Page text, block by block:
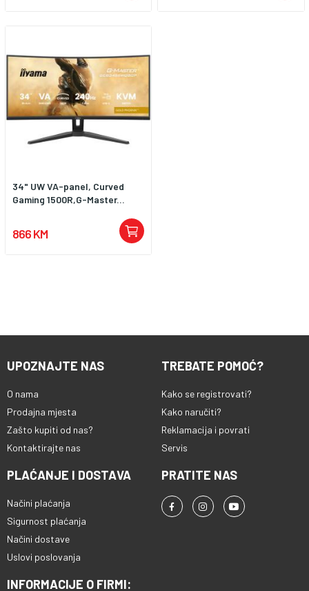
34" UW VA-panel, Curved
Gaming 1500R,G-Master...
866 KM
UPOZNAJTE NAS
O nama
Prodajna mjesta
Zašto kupiti od nas?
Kontaktirajte nas
TREBATE POMOĆ?
Kako se registrovati?
Kako naručiti?
Reklamacija i povrati
Servis
PLAĆANJE I DOSTAVA
Načini plaćanja
Sigurnost plaćanja
Načini dostave
Uslovi poslovanja
PRATITE NAS
INFORMACIJE O FIRMI: